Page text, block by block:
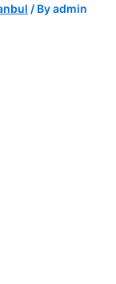
/ Byadmin